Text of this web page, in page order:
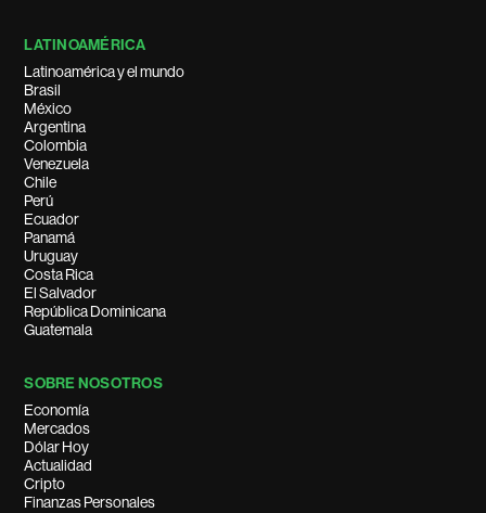
LATINOAMÉRICA
Latinoamérica y el mundo
Brasil
México
Argentina
Colombia
Venezuela
Chile
Perú
Ecuador
Panamá
Uruguay
Costa Rica
El Salvador
República Dominicana
Guatemala
SOBRE NOSOTROS
Economía
Mercados
Dólar Hoy
Actualidad
Cripto
Finanzas Personales